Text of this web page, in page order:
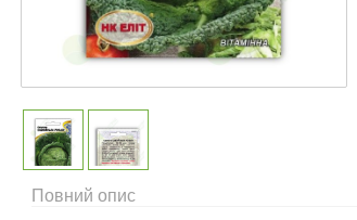
Повний опис